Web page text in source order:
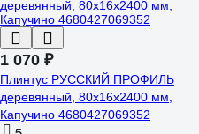
1 070 ₽
Плинтус РУССКИЙ ПРОФИЛЬ
деревянный, 80х16х2400 мм,
Капучино 4680427069352